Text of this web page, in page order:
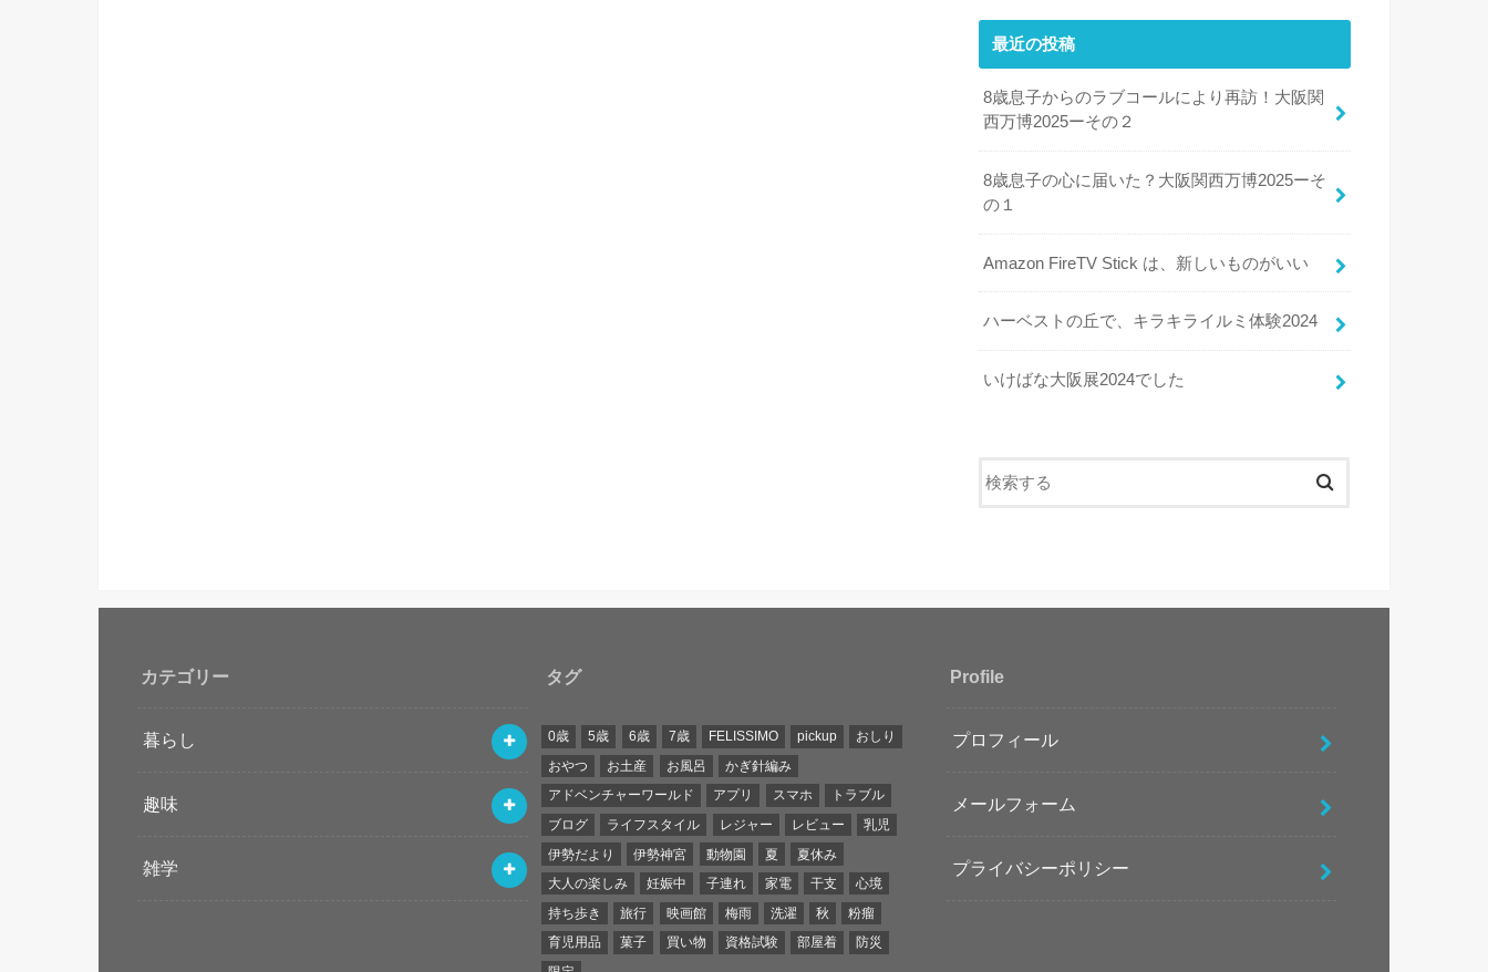
最近の投稿
8歳息子からのラブコールにより再訪！大阪関
西万博2025ーその２
8歳息子の心に届いた？大阪関西万博2025ーそ
の１
Amazon FireTV Stick は、新しいものがいい
ハーベストの丘で、キラキライルミ体験2024
いけばな大阪展2024でした
カテゴリー
暮らし
趣味
雑学
タグ
0歳 5歳 6歳 7歳 FELISSIMO pickup
おしり
おやつ
お土産 お風呂
かぎ針編み
アドベンチャーワールド
アプリ スマホ
トラブル
ブログ
ライフスタイル レジャー レビュー
乳児
伊勢だより
伊勢神宮 動物園 夏
夏休み
大人の楽しみ
妊娠中 子連れ 家電 干支
心境
持ち歩き
旅行 映画館 梅雨 洗濯 秋
粉瘤
育児用品
菓子 買い物 資格試験 部屋着
防災
Profile
プロフィール
メールフォーム
プライバシーポリシー